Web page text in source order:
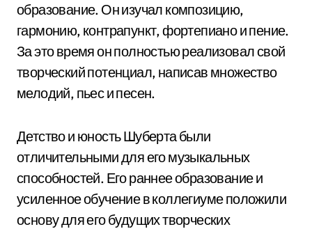
образование. Он изучал композицию,
гармонию, контрапункт, фортепиано и пение.
За это время он полностью реализовал свой
творческий потенциал, написав множество
мелодий, пьес и песен.
Детство и юность Шуберта были
отличительными для его музыкальных
способностей. Его раннее образование и
усиленное обучение в коллегиуме положили
основу для его будущих творческих